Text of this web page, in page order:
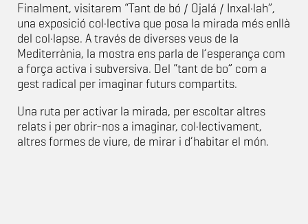
Finalment, visitarem “Tant de bó / Ojalá / Inxal·lah”,
una exposició col·lectiva que posa la mirada més enllà
del col·lapse. A través de diverses veus de la
Mediterrània, la mostra ens parla de l’esperança com
a força activa i subversiva. Del “tant de bo” com a
gest radical per imaginar futurs compartits.
Una ruta per activar la mirada, per escoltar altres
relats i per obrir-nos a imaginar, col·lectivament,
altres formes de viure, de mirar i d’habitar el món.